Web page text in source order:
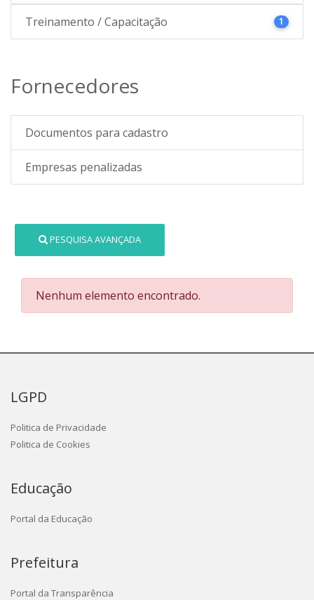
Treinamento / Capacitação 1
Fornecedores
Documentos para cadastro
Empresas penalizadas
PESQUISA AVANÇADA
Nenhum elemento encontrado.
LGPD
Politica de Privacidade
Politica de Cookies
Educação
Portal da Educação
Prefeitura
Portal da Transparência